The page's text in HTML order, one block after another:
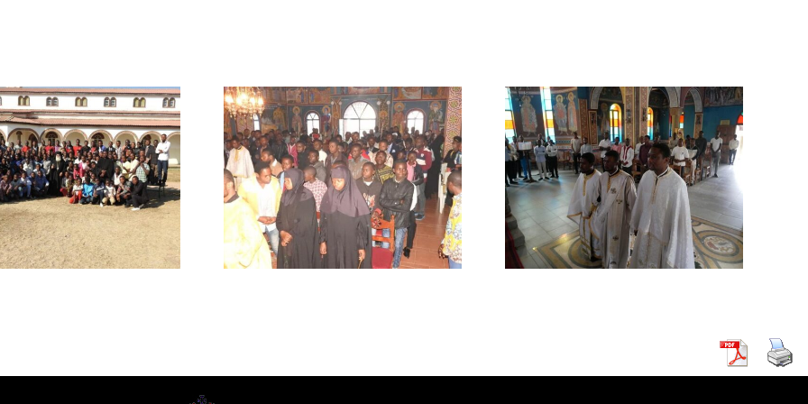
Συνεχίζεται η
περίοδος του
Σεμιναρίου στην Ι.Μ.
Κατάνγκας
Χειροτονήθηκε ο
πρώτος ιερεύς για την
επαρχία Σαγκουρού
της Μητροπόλεως
Κανάγκας.